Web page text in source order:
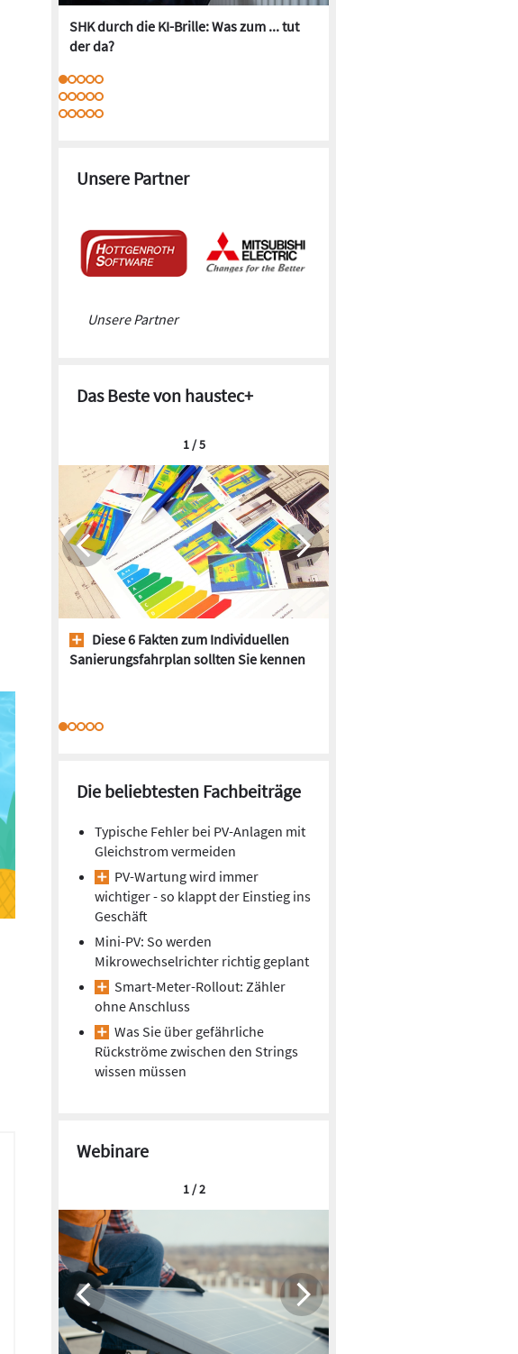
SHK durch die KI-Brille: Was zum ... tut
der da?
Unsere Partner
Unsere Partner
Das Beste von haustec+
Diese 6 Fakten zum Individuellen
Sanierungsfahrplan sollten Sie kennen
1 / 5
Die beliebtesten Fachbeiträge
Typische Fehler bei PV-Anlagen mit
Gleichstrom vermeiden
PV-Wartung wird immer
wichtiger - so klappt der Einstieg ins
Geschäft
Mini-PV: So werden
Mikrowechselrichter richtig geplant
Smart-Meter-Rollout: Zähler
ohne Anschluss
Was Sie über gefährliche
Rückströme zwischen den Strings
wissen müssen
Webinare
1 / 2